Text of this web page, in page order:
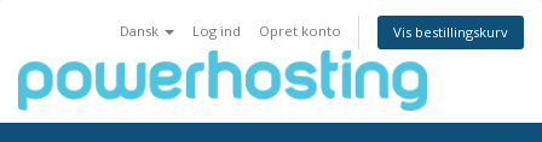
Dansk Log ind Opret konto Vis bestillingskurv